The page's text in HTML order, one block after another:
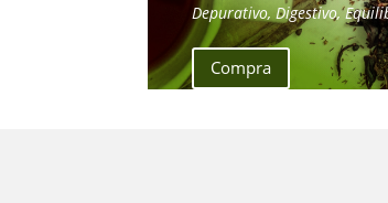
Depurativo, Digestivo,
Compra